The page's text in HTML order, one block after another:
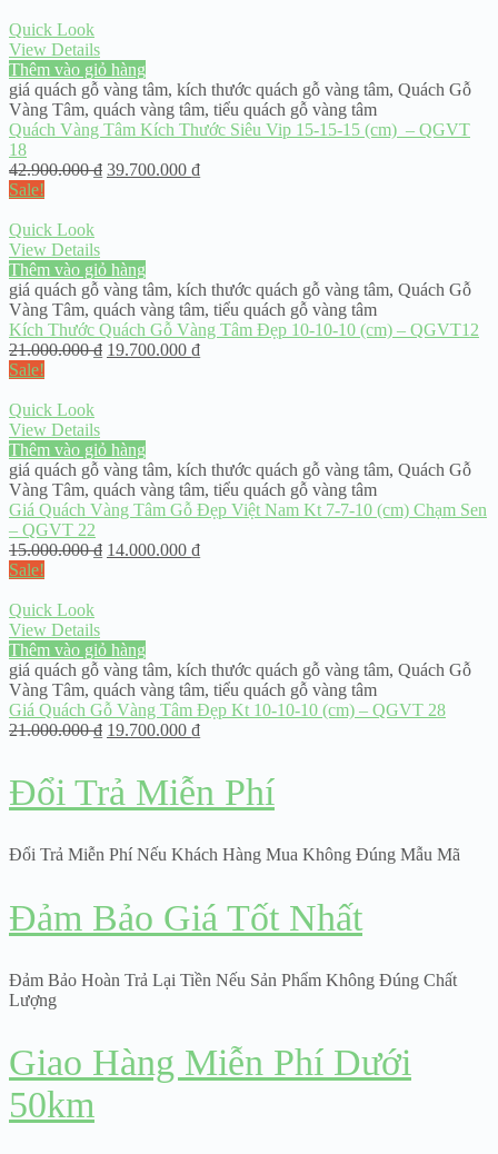
Quick Look
View Details
Thêm vào giỏ hàng
giá quách gỗ vàng tâm, kích thước quách gỗ vàng tâm, Quách Gỗ
Vàng Tâm, quách vàng tâm, tiểu quách gỗ vàng tâm
Quách Vàng Tâm Kích Thước Siêu Vip 15-15-15 (cm) – QGVT
18
42.900.000₫ 39.700.000 ₫
Sale!
Quick Look
View Details
Thêm vào giỏ hàng
giá quách gỗ vàng tâm, kích thước quách gỗ vàng tâm, Quách Gỗ
Vàng Tâm, quách vàng tâm, tiểu quách gỗ vàng tâm
Kích Thước Quách Gỗ Vàng Tâm Đẹp 10-10-10 (cm) – QGVT12
21.000.000₫ 19.700.000 ₫
Sale!
Quick Look
View Details
Thêm vào giỏ hàng
giá quách gỗ vàng tâm, kích thước quách gỗ vàng tâm, Quách Gỗ
Vàng Tâm, quách vàng tâm, tiểu quách gỗ vàng tâm
Giá Quách Vàng Tâm Gỗ Đẹp Việt Nam Kt 7-7-10 (cm) Chạm Sen
– QGVT 22
15.000.000₫ 14.000.000 ₫
Sale!
Quick Look
View Details
Thêm vào giỏ hàng
giá quách gỗ vàng tâm, kích thước quách gỗ vàng tâm, Quách Gỗ
Vàng Tâm, quách vàng tâm, tiểu quách gỗ vàng tâm
Giá Quách Gỗ Vàng Tâm Đẹp Kt 10-10-10 (cm) – QGVT 28
21.000.000₫ 19.700.000 ₫
Đổi Trả Miễn Phí
Đổi Trả Miễn Phí Nếu Khách Hàng Mua Không Đúng Mẫu Mã
Đảm Bảo Giá Tốt Nhất
Đảm Bảo Hoàn Trả Lại Tiền Nếu Sản Phẩm Không Đúng Chất
Lượng
Giao Hàng Miễn Phí Dưới
50km